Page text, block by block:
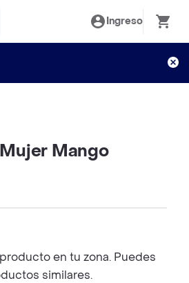
Ingreso
Mango
en tu zona. Puedes
similares.